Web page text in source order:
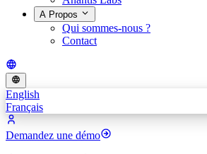
A Propos
Qui sommes-nous ?
Contact
English
Français
Demandez une démo